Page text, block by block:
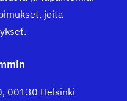
joita
00130 Helsinki